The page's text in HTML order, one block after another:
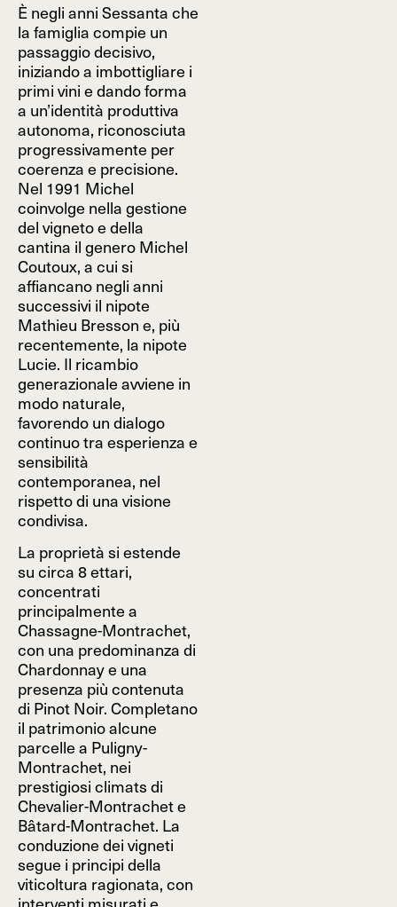
È negli anni Sessanta che
la famiglia compie un
passaggio decisivo,
iniziando a imbottigliare i
primi vini e dando forma
a un’identità produttiva
autonoma, riconosciuta
progressivamente per
coerenza e precisione.
Nel 1991 Michel
coinvolge nella gestione
del vigneto e della
cantina il genero Michel
Coutoux, a cui si
affiancano negli anni
successivi il nipote
Mathieu Bresson e, più
recentemente, la nipote
Lucie. Il ricambio
generazionale avviene in
modo naturale,
favorendo un dialogo
continuo tra esperienza e
sensibilità
contemporanea, nel
rispetto di una visione
condivisa.
La proprietà si estende
su circa 8 ettari,
concentrati
principalmente a
Chassagne-Montrachet,
con una predominanza di
Chardonnay e una
presenza più contenuta
di Pinot Noir. Completano
il patrimonio alcune
parcelle a Puligny-
Montrachet, nei
prestigiosi climats di
Chevalier-Montrachet e
Bâtard-Montrachet. La
conduzione dei vigneti
segue i principi della
viticoltura ragionata, con